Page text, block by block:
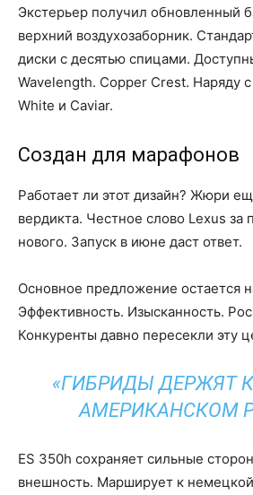
Экстерьер получил обновленный
верхний воздухозаборник.
диски с десятью спицами.
Wavelength. Copper Crest. Наряду
White и Caviar.
Создан для марафонов
Работает ли этот дизайн? Жюри
вердикта. Честное слово Lexus за
нового. Запуск в июне даст ответ.
Основное предложение остается
Эффективность. Изысканность.
Конкуренты давно пересекли эту
«ГИБРИДЫ ДЕРЖЯТ
АМЕРИКАНСКОМ
ES 350h сохраняет сильные
внешность. Марширует к